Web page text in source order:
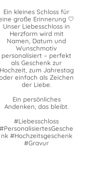
Ein kleines Schloss für
große Erinnerung 🤍
Unser Liebesschloss in
Herzform wird mit
Namen, Datum und
Wunschmotiv
personalisiert – perfekt
als Geschenk zur
Hochzeit, zum Jahrestag
einfach als Zeichen
der Liebe.
Ein persönliches
Andenken, das bleibt.
#Liebesschloss
#PersonalisiertesGesche
nk #Hochzeitsgeschenk
#Gravur